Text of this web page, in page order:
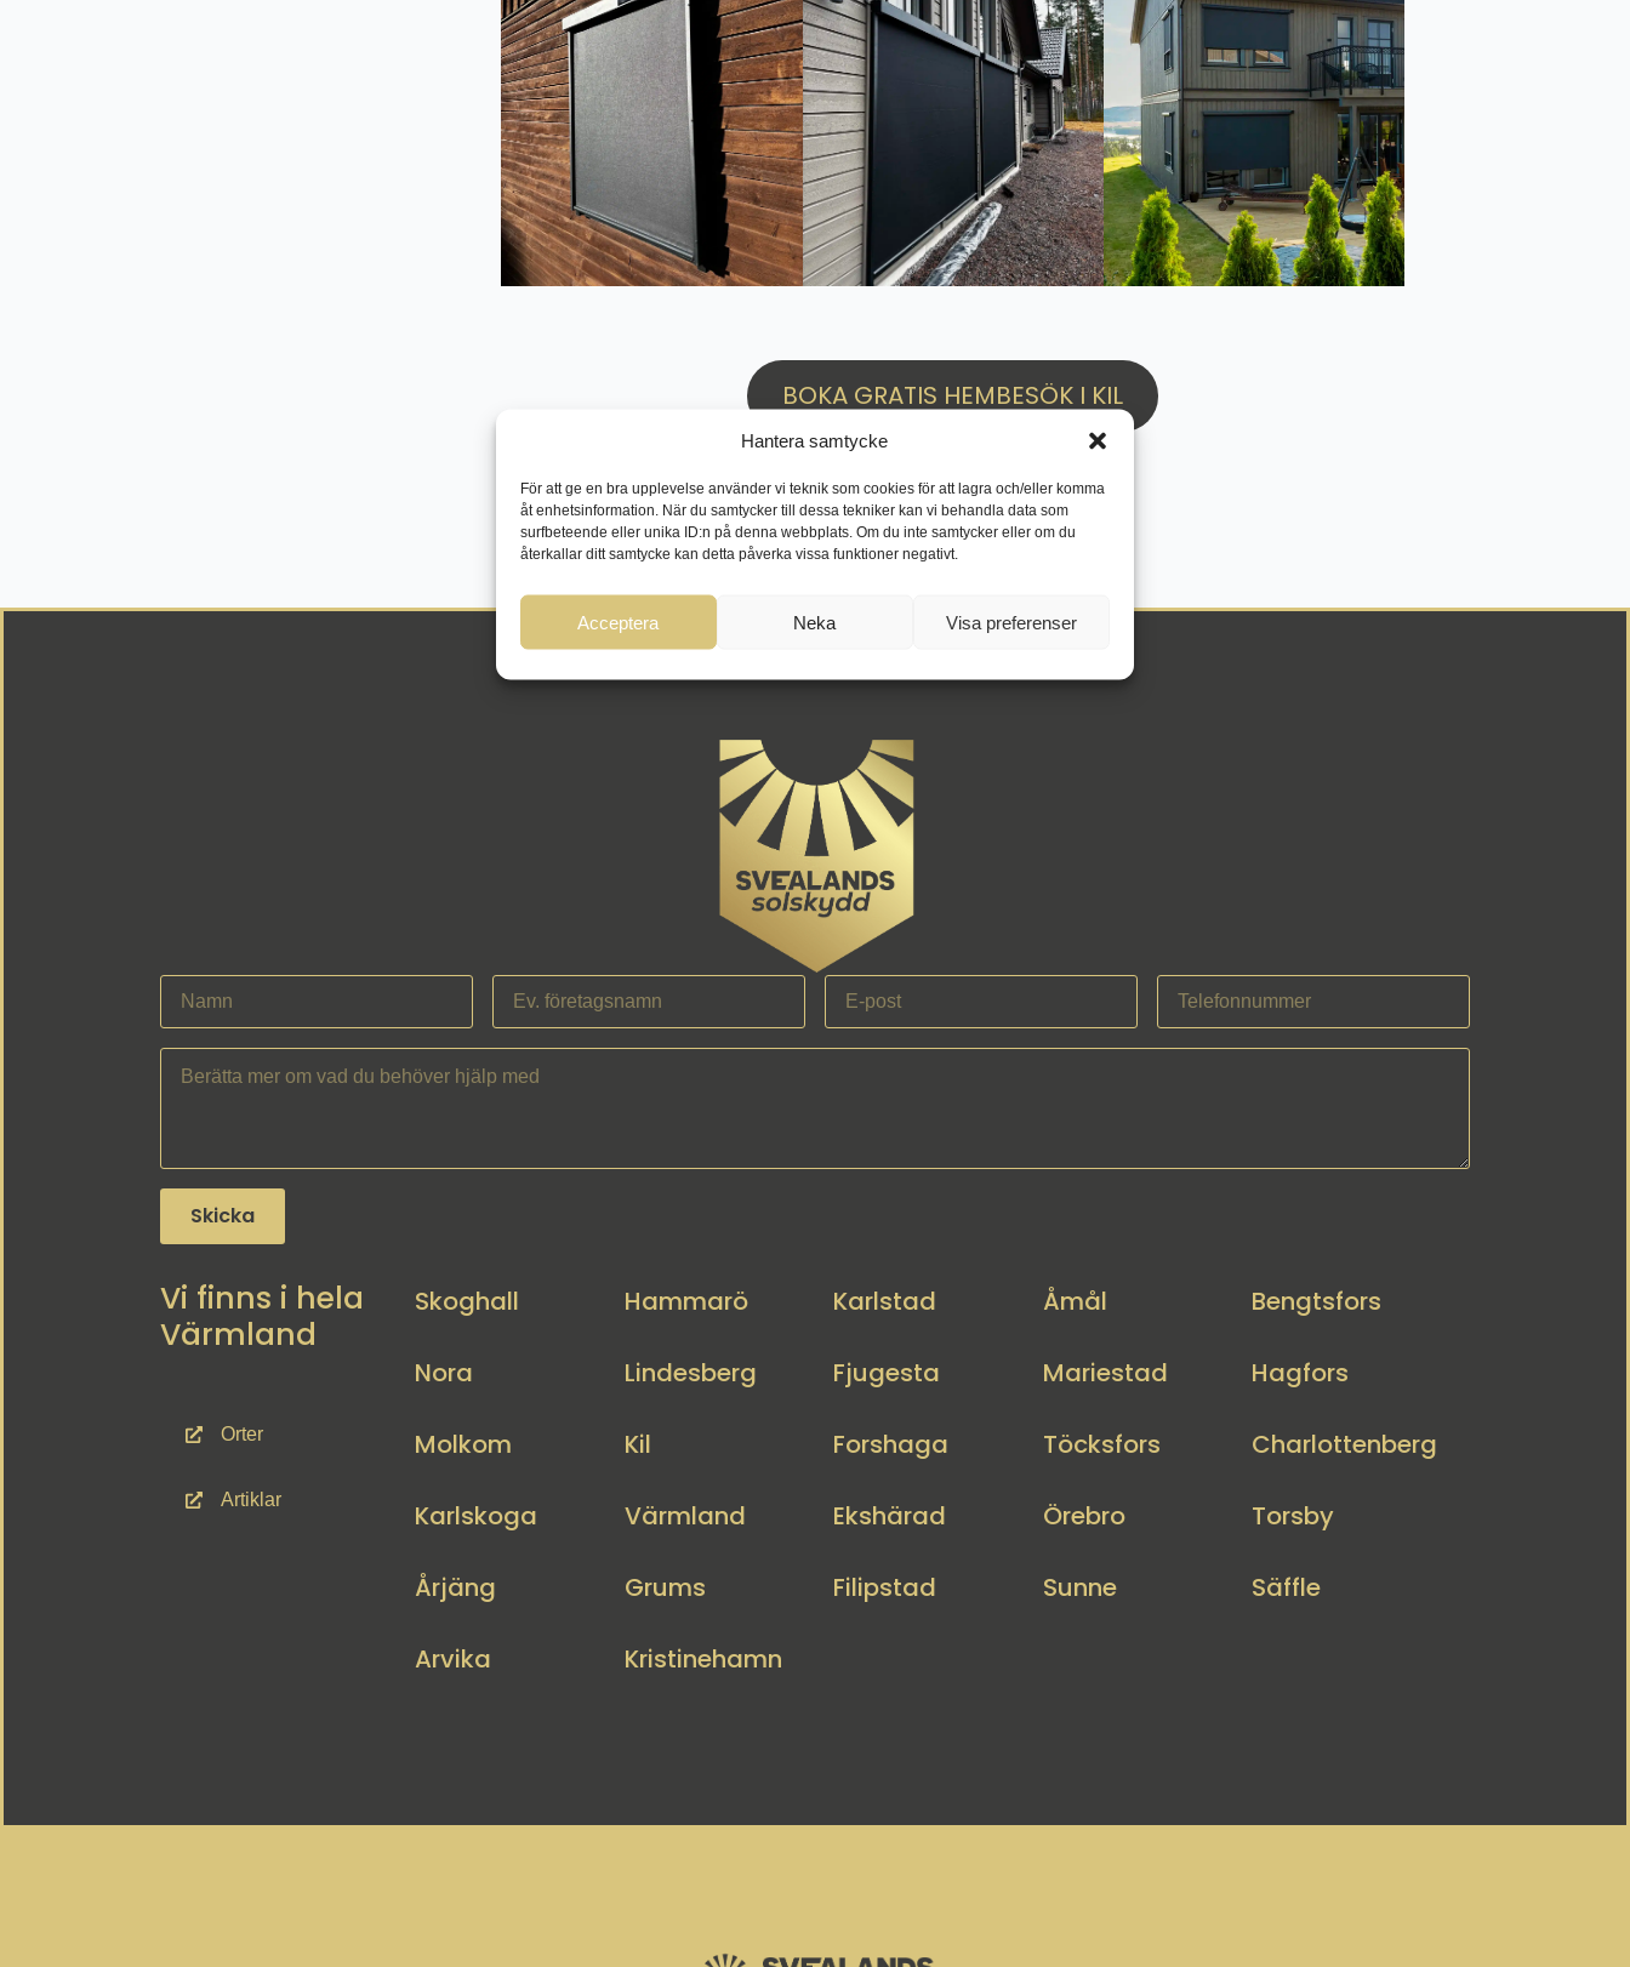
Hantera samtycke
För att ge en bra upplevelse använder vi teknik som cookies för att lagra och/eller komma
åt enhetsinformation. När du samtycker till dessa tekniker kan vi behandla data som
surfbeteende eller unika ID:n på denna webbplats. Om du inte samtycker eller om du
återkallar ditt samtycke kan detta påverka vissa funktioner negativt.
Acceptera Neka Visa preferenser
BOKA GRATIS HEMBESÖK I KIL
Skicka
Vi finns i hela
Värmland
Orter
Artiklar
Skoghall Hammarö Karlstad Åmål Bengtsfors
Nora Lindesberg Fjugesta Mariestad Hagfors
Molkom Kil Forshaga Töcksfors Charlottenberg
Karlskoga Värmland Ekshärad Örebro Torsby
Årjäng Grums Filipstad Sunne Säffle
Arvika Kristinehamn